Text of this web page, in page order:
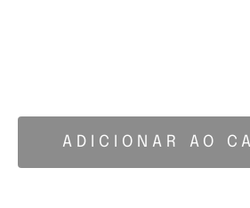
ADICIONAR AO